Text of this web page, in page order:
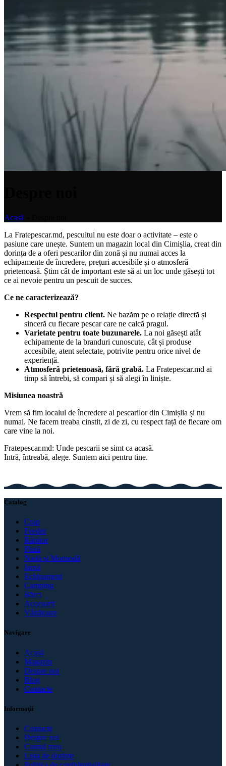
Acasă
La Fratepescar.md, pescuitul nu este doar o activitate – este o
pasiune care unește. Suntem un magazin local din Cimișlia, creat din
dorința de a oferi pescarilor din zonă și nu numai acces la
echipamente de încredere, prețuri accesibile și o atmosferă
prietenoasă. Știm cât de important este să ai un loc unde găsești tot
ce ai nevoie pentru un pescuit de succes.
Ce ne caracterizează?
Respectul pentru client. Ne bazăm pe o relație directă și
sinceră cu fiecare pescar care ne calcă pragul.
Varietate pentru toate buzunarele. La noi găsești atât
echipamente de la branduri cunoscute, cât și produse
accesibile, atent selectate, potrivite pentru orice nivel de
experiență.
Atmosferă prietenoasă, fără grabă. La Fratepescar.md ai
timp să întrebi, să compari și să alegi în liniște.
Misiunea noastră
Vrem să fim localul de încredere al pescarilor din Cimișlia și nu
numai. Ne facem treaba cinstit, zi de zi, cu respect față de fiecare om
care vine la noi.
Fratepescar.md: Unde pescarii se simt ca acasă.
Intră, întreabă, alege. Suntem aici pentru tine.
Catalog
Crap
Feeder
Răpitor
Plută
Nadă și Momeală
Iarnă
Echipament
Camping
Bărci
Accesorii
Vânătoare
Navigare
Acasă
Magazin
Despre noi
Blog
Contacte
Informaţii
Contacte
Despre noi
Contul meu
Lista de dorințe